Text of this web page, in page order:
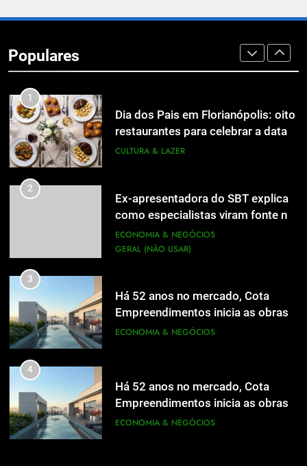
Populares
A 6ª edição do Prêmio ACI OCESC
de Jornalismo está com as
1
Dia dos Pais em Florianópolis: oito
restaurantes para celebrar a data
em família
CULTURA & LAZER
2
Ex-apresentadora do SBT explica
como especialistas viram fonte na
mídia
ECONOMIA & NEGÓCIOS
GERAL (NÃO USAR)
3
Há 52 anos no mercado, Cota
Empreendimentos inicia as obras
do Cota 365 e apresenta uma nova
ECONOMIA & NEGÓCIOS
4
Há 52 anos no mercado, Cota
Empreendimentos inicia as obras
do Cota 365 e apresenta uma nova
ECONOMIA & NEGÓCIOS
5